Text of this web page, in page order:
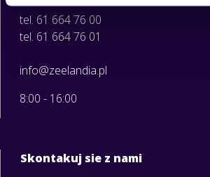
tel. 61 664 76 00
tel. 61 664 76 01
info@zeelandia.pl
8:00 - 16:00
Skontakuj sie z nami